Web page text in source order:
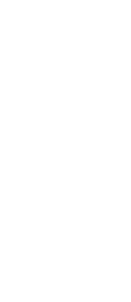
Inhalten
Statistiken oder Kombinationen von
der Angebote